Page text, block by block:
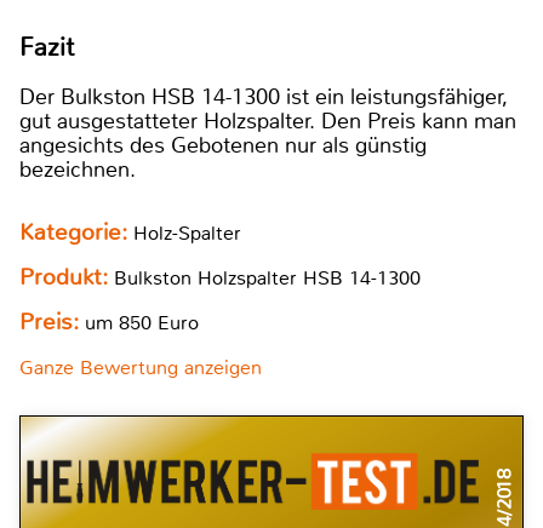
Fazit
Der Bulkston HSB 14-1300 ist ein leistungsfähiger,
gut ausgestatteter Holzspalter. Den Preis kann man
angesichts des Gebotenen nur als günstig
bezeichnen.
Kategorie: Holz-Spalter
Produkt: Bulkston Holzspalter HSB 14-1300
Preis: um 850 Euro
Ganze Bewertung anzeigen
4/2018